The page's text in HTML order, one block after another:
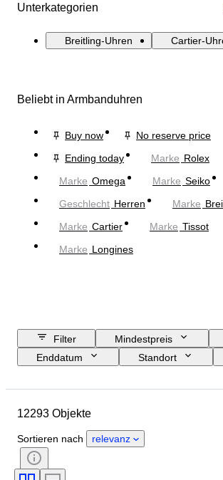
Unterkategorien
Breitling-Uhren Cartier-
Beliebt in Armbanduhren
Buy now
No reserve price
Ending today
Marke Rolex
Marke Omega Marke Seiko
Geschlecht Herren Marke
Marke Cartier Marke Tissot
Marke Longines
Filter Mindestpreis
Enddatum
Standort
Herkunftsland
Geschlecht
Zustand
Periode
Zertifikat
Auflage
12293 Objekte
Sortieren nach relevanz